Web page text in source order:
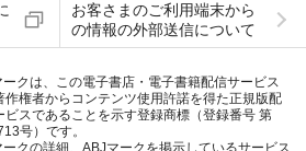
お客さまのご利用端末から
の情報の外部送信について
ークは、この電子書店・電子書籍配信サービス
作権者からコンテンツ使用許諾を得た正規版配
ビスであることを示す登録商標（登録番号 第
号）です。